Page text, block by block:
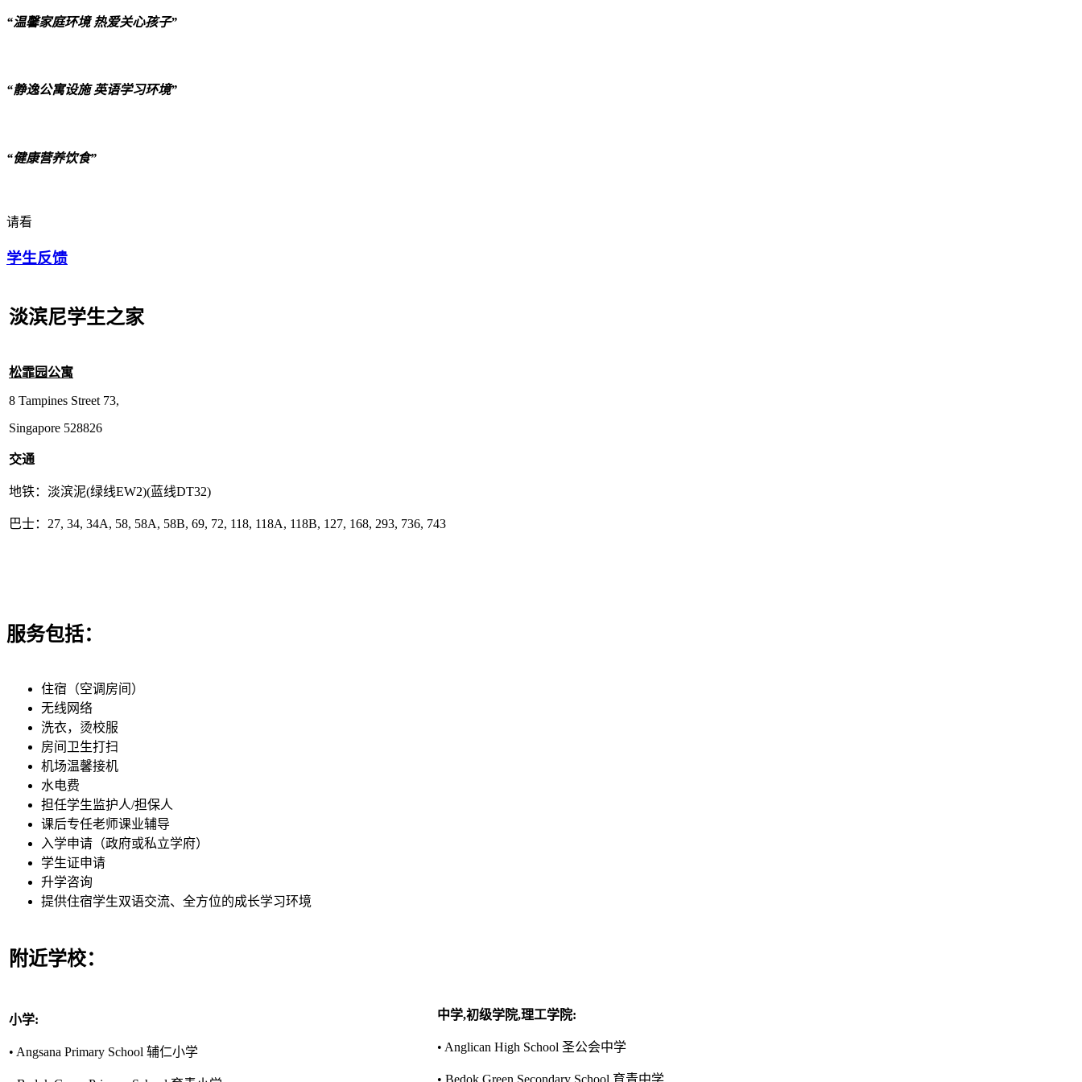
“温馨家庭环境 热爱关心孩子”
“静逸公寓设施 英语学习环境”
“健康营养饮食”
请看
学生反馈
淡滨尼学生之家
松霏园公寓
8 Tampines Street 73,
Singapore 528826
交通
地铁：淡滨泥(绿线EW2)(蓝线DT32)
巴士：27, 34, 34A, 58, 58A, 58B, 69, 72, 118, 118A, 118B, 127, 168, 293, 736, 743
服务包括：
住宿（空调房间）
无线网络
洗衣，烫校服
房间卫生打扫
机场温馨接机
水电费
担任学生监护人/担保人
课后专任老师课业辅导
入学申请（政府或私立学府）
学生证申请
升学咨询
提供住宿学生双语交流、全方位的成长学习环境
附近学校：
小学:
• Angsana Primary School 辅仁小学
中学,初级学院,理工学院:
• Anglican High School 圣公会中学
• Bedok Green Secondary School 育青中学